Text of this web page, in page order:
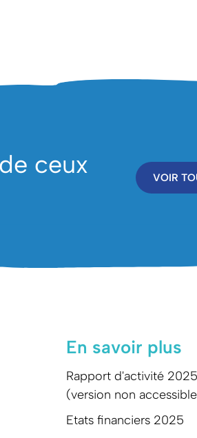
ceux
VOIR
En savoir plus
Rapport d'activité 2025
(version non
Etats financiers 2025